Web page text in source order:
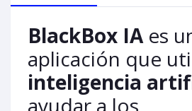
BlackBox IAes
aplicación que
inteligencia
ayudar a los